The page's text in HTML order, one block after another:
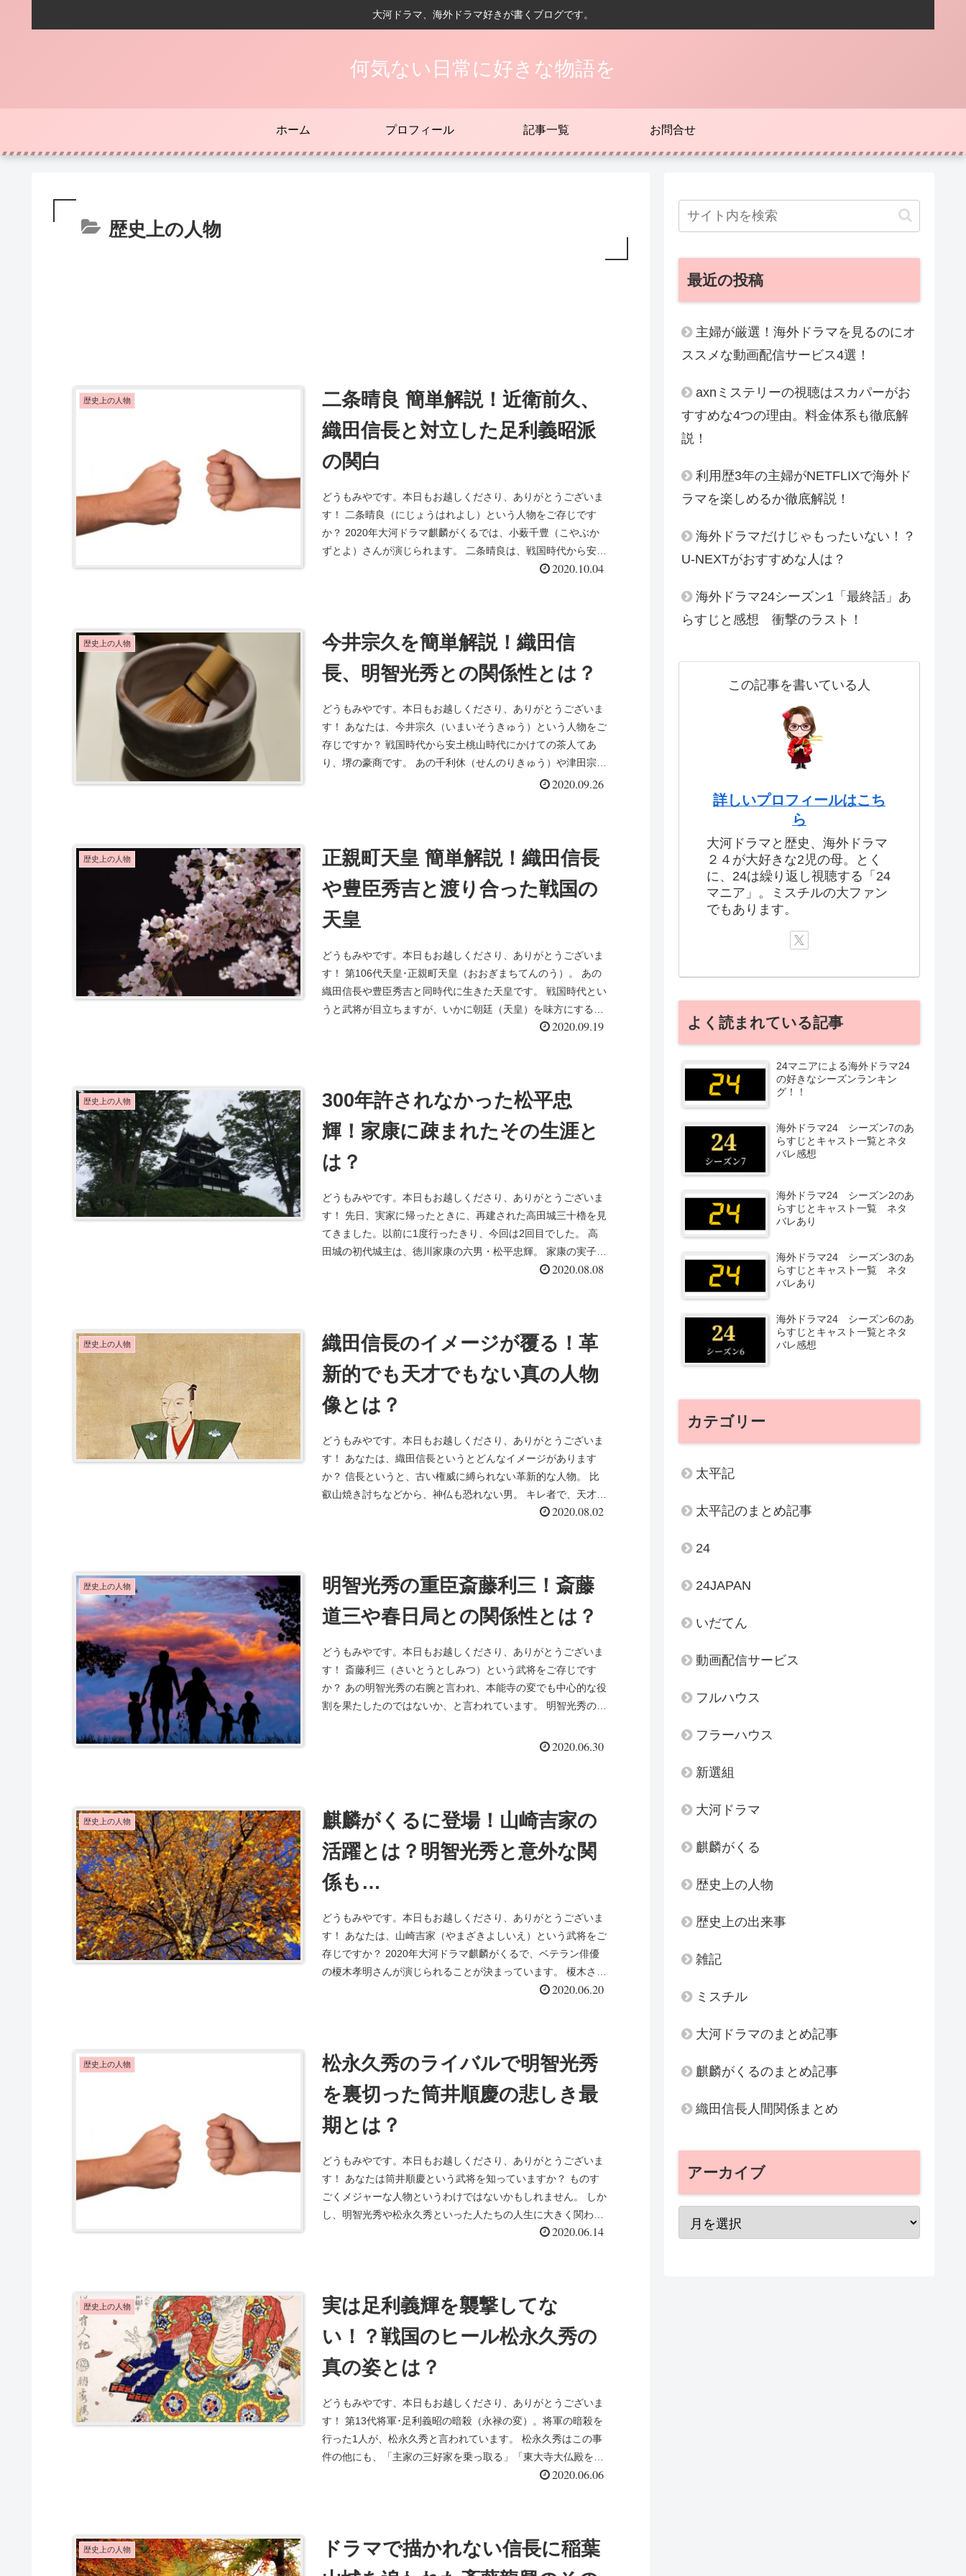
大河ドラマ、海外ドラマ好きが書くブログです。
何気ない日常に好きな物語を
ホーム プロフィール 記事一覧 お問合せ
歴史上の人物
歴史上の人物
二条晴良 簡単解説！近衛前久、
織田信長と対立した足利義昭派
の関白
どうもみやです。本日もお越しくださり、ありがとうございま
す！ 二条晴良（にじょうはれよし）という人物をご存じです
か？ 2020年大河ドラマ麒麟がくるでは、小薮千豊（こやぶか
ずとよ）さんが演じられます。 二条晴良は、戦国時代から安土
2020.10.04
歴史上の人物
今井宗久を簡単解説！織田信
長、明智光秀との関係性とは？
どうもみやです。本日もお越しくださり、ありがとうございま
す！ あなたは、今井宗久（いまいそうきゅう）という人物をご
存じですか？ 戦国時代から安土桃山時代にかけての茶人てあ
り、堺の豪商です。 あの千利休（せんのりきゅう）や津田宗及
2020.09.26
歴史上の人物
正親町天皇 簡単解説！織田信長
や豊臣秀吉と渡り合った戦国の
天皇
どうもみやです。本日もお越しくださり、ありがとうございま
す！ 第106代天皇･正親町天皇（おおぎまちてんのう）。 あの
織田信長や豊臣秀吉と同時代に生きた天皇です。 戦国時代とい
うと武将が目立ちますが、いかに朝廷（天皇）を味方にするこ
2020.09.19
歴史上の人物
300年許されなかった松平忠
輝！家康に疎まれたその生涯と
は？
どうもみやです。本日もお越しくださり、ありがとうございま
す！ 先日、実家に帰ったときに、再建された高田城三十櫓を見
てきました。以前に1度行ったきり、今回は2回目でした。 高
田城の初代城主は、徳川家康の六男・松平忠輝。 家康の実子で
2020.08.08
歴史上の人物
織田信長のイメージが覆る！革
新的でも天才でもない真の人物
像とは？
どうもみやです。本日もお越しくださり、ありがとうございま
す！ あなたは、織田信長というとどんなイメージがあります
か？ 信長というと、古い権威に縛られない革新的な人物。 比
叡山焼き討ちなどから、神仏も恐れない男。 キレ者で、天才的
2020.08.02
歴史上の人物
明智光秀の重臣斎藤利三！斎藤
道三や春日局との関係性とは？
どうもみやです。本日もお越しくださり、ありがとうございま
す！ 斎藤利三（さいとうとしみつ）という武将をご存じです
か？ あの明智光秀の右腕と言われ、本能寺の変でも中心的な役
割を果たしたのではないか、と言われています。 明智光秀の家
2020.06.30
歴史上の人物
麒麟がくるに登場！山崎吉家の
活躍とは？明智光秀と意外な関
係も…
どうもみやです。本日もお越しくださり、ありがとうございま
す！ あなたは、山崎吉家（やまざきよしいえ）という武将をご
存じですか？ 2020年大河ドラマ麒麟がくるで、ベテラン俳優
の榎木孝明さんが演じられることが決まっています。 榎木さん
2020.06.20
歴史上の人物
松永久秀のライバルで明智光秀
を裏切った筒井順慶の悲しき最
期とは？
どうもみやです。本日もお越しくださり、ありがとうございま
す！ あなたは筒井順慶という武将を知っていますか？ ものす
ごくメジャーな人物というわけではないかもしれません。 しか
し、明智光秀や松永久秀といった人たちの人生に大きく関わっ
2020.06.14
歴史上の人物
実は足利義輝を襲撃してな
い！？戦国のヒール松永久秀の
真の姿とは？
どうもみやです、本日もお越しくださり、ありがとうございま
す！ 第13代将軍･足利義昭の暗殺（永禄の変）。将軍の暗殺を
行った1人が、松永久秀と言われています。 松永久秀はこの事
件の他にも、「主家の三好家を乗っ取る」「東大寺大仏殿を焼
2020.06.06
歴史上の人物
ドラマで描かれない信長に稲葉
最近の投稿
主婦が厳選！海外ドラマを見るのにオ
ススメな動画配信サービス4選！
axnミステリーの視聴はスカパーがお
すすめな4つの理由。料金体系も徹底解
説！
利用歴3年の主婦がNETFLIXで海外ド
ラマを楽しめるか徹底解説！
海外ドラマだけじゃもったいない！？
U-NEXTがおすすめな人は？
海外ドラマ24シーズン1「最終話」あ
らすじと感想 衝撃のラスト！
この記事を書いている人
詳しいプロフィールはこち
ら
大河ドラマと歴史、海外ドラマ
２４が大好きな2児の母。とく
に、24は繰り返し視聴する「24
マニア」。ミスチルの大ファン
でもあります。
よく読まれている記事
24マニアによる海外ドラマ24
の好きなシーズンランキン
グ！！
海外ドラマ24 シーズン7のあ
らすじとキャスト一覧とネタ
バレ感想
海外ドラマ24 シーズン2のあ
らすじとキャスト一覧 ネタ
バレあり
海外ドラマ24 シーズン3のあ
らすじとキャスト一覧 ネタ
バレあり
海外ドラマ24 シーズン6のあ
らすじとキャスト一覧とネタ
バレ感想
カテゴリー
太平記
太平記のまとめ記事
24
24JAPAN
いだてん
動画配信サービス
フルハウス
フラーハウス
新選組
大河ドラマ
麒麟がくる
歴史上の人物
歴史上の出来事
雑記
ミスチル
大河ドラマのまとめ記事
麒麟がくるのまとめ記事
織田信長人間関係まとめ
アーカイブ